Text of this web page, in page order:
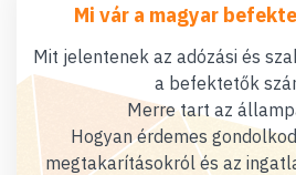
Mi vár a magyar
Mit jelentenek az adózási és
a befektetők
Merre tart az
Hogyan érdemes
megtakarításokról és az